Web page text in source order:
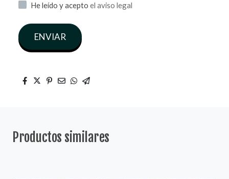
He leído y acepto el aviso legal
ENVIAR
Productos similares